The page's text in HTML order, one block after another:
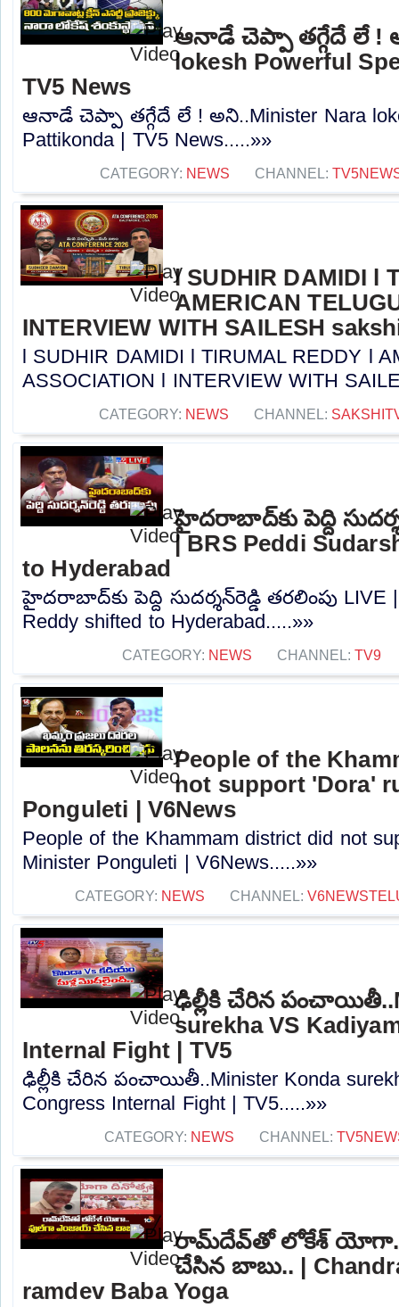
ఆనాడే చెప్పా తగ్గేదే లే !
lokesh Powerful
TV5 News
ఆనాడే చెప్పా తగ్గేదే లే ! అని..Minister Nara
Pattikonda | TV5 News.....»»
CATEGORY: NEWS CHANNEL:
l SUDHIR DAMIDI l
AMERICAN
INTERVIEW WITH SAILESH
l SUDHIR DAMIDI l TIRUMAL REDDY l
ASSOCIATION l INTERVIEW WITH
CATEGORY: NEWS CHANNEL:
హైదరాబాద్‌కు పెద్ది
| BRS Peddi
to Hyderabad
హైదరాబాద్‌కు పెద్ది సుదర్శన్‌రెడ్డి తరలింపు LIVE |
Reddy shifted to Hyderabad.....»»
CATEGORY: NEWS CHANNEL: TV9
People of the
not support 'Dora'
Ponguleti | V6News
People of the Khammam district did not
Minister Ponguleti | V6News.....»»
CATEGORY: NEWS CHANNEL:
ఢిల్లీకి చేరిన
surekha VS
Internal Fight | TV5
ఢిల్లీకి చేరిన పంచాయితీ..Minister Konda
Congress Internal Fight | TV5.....»»
CATEGORY: NEWS CHANNEL:
రామ్‌దేవ్‌తో లోకేశ్
చేసిన బాబు.. |
ramdev Baba Yoga